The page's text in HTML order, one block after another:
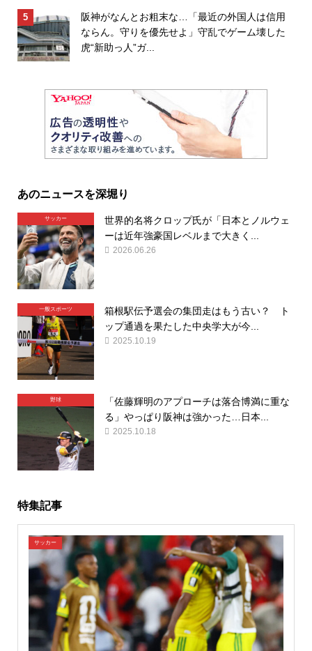
阪神がなんとお粗末な…「最近の外国人は信用
ならん。守りを優先せよ」守乱でゲーム壊した
虎“新助っ人”ガ...
あのニュースを深堀り
サッカー
世界的名将クロップ氏が「日本とノルウェ
ーは近年強豪国レベルまで大きく...
2026.06.26
一般スポーツ
箱根駅伝予選会の集団走はもう古い？ ト
ップ通過を果たした中央学大が今...
2025.10.19
野球
「佐藤輝明のアプローチは落合博満に重な
る」やっぱり阪神は強かった…日本...
2025.10.18
特集記事
サッカー